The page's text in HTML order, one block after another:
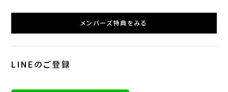
メンバーズ特典をみる
LINEのご登録